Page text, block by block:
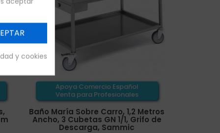
Apoya Comercio Español
Venta para Profesionales
Baño María Sobre Carro, 1,2 Metros
Ancho, 3 Cubetas GN 1/1, Grifo de
Descarga, Sammic
y cookies